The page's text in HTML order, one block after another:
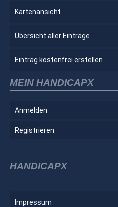
Kartenansicht
Übersicht aller Einträge
Eintrag kostenfrei erstellen
MEIN HANDICAPX
Anmelden
Registrieren
HANDICAPX
Impressum